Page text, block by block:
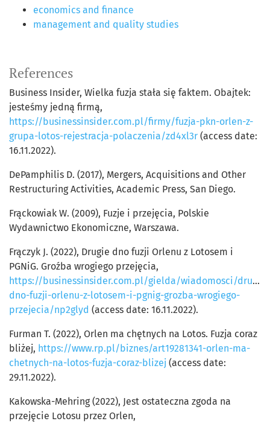
economics and finance
management and quality studies
References
Business Insider, Wielka fuzja stała się faktem. Obajtek:
jesteśmy jedną firmą,
https://businessinsider.com.pl/firmy/fuzja-pkn-orlen-z-
grupa-lotos-rejestracja-polaczenia/zd4xl3r (access date:
16.11.2022).
DePamphilis D. (2017), Mergers, Acquisitions and Other
Restructuring Activities, Academic Press, San Diego.
Frąckowiak W. (2009), Fuzje i przejęcia, Polskie
Wydawnictwo Ekonomiczne, Warszawa.
Frączyk J. (2022), Drugie dno fuzji Orlenu z Lotosem i
PGNiG. Groźba wrogiego przejęcia,
https://businessinsider.com.pl/gielda/wiadomosci/drugie-
dno-fuzji-orlenu-z-lotosem-i-pgnig-grozba-wrogiego-
przejecia/np2glyd (access date: 16.11.2022).
Furman T. (2022), Orlen ma chętnych na Lotos. Fuzja coraz
bliżej, https://www.rp.pl/biznes/art19281341-orlen-ma-
chetnych-na-lotos-fuzja-coraz-blizej (access date:
29.11.2022).
Kakowska-Mehring (2022), Jest ostateczna zgoda na
przejęcie Lotosu przez Orlen,